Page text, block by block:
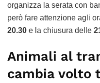
organizza la serata con
però fare attenzione agli
20.30 e la chiusura delle
Animali al
cambia volto